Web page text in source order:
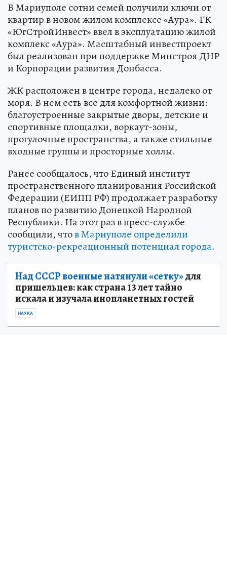
В Мариуполе сотни семей получили ключи от
квартир в новом жилом комплексе «Аура». ГК
«ЮгСтройИнвест» ввел в эксплуатацию жилой
комплекс «Аура». Масштабный инвестпроект
был реализован при поддержке Минстроя ДНР
и Корпорации развития Донбасса.
ЖК расположен в центре города, недалеко от
моря. В нем есть все для комфортной жизни:
благоустроенные закрытые дворы, детские и
спортивные площадки, воркаут-зоны,
прогулочные пространства, а также стильные
входные группы и просторные холлы.
Ранее сообщалось, что Единый институт
пространственного планирования Российской
Федерации (ЕИПП РФ) продолжает разработку
планов по развитию Донецкой Народной
Республики. На этот раз в пресс-службе
сообщили, чтов Мариуполе определили
туристско-рекреационный потенциал города.
Над СССР военные натянули «сетку»для
пришельцев: как страна 13 лет тайно
искала и изучала инопланетных гостей
НАУКА